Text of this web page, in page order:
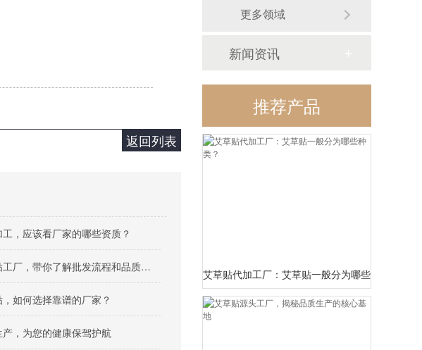
返回列表
，应该看厂家的哪些资质？
走进艾草贴工厂，带你了解批发流程和品质保障！
如何选择靠谱的厂家？
，为您的健康保驾护航
更多领域
新闻资讯
推荐产品
艾草贴代加工厂：艾草贴一般分为哪些种类？